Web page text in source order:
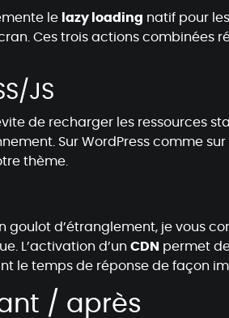
le lazy loading natif pour
Ces trois actions combinées
JS
de recharger les ressources
Sur WordPress comme
thème.
goulot d’étranglement, je vous
L’activation d’un CDN permet
le temps de réponse de façon
/ après